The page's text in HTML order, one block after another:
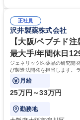
ト。 募集職種 大阪【原薬分析担当】原薬の品質評価、物性評価、規格お
よび試験法の開発
レーションを理解してい
がある方 学歴・資
正社員
沢井製薬株式会社
【大阪/ペプチド
最大手/年間休日
ジェネリック医薬品の研究開
び製造法開発を担当します。
の根幹を支える業務です。
月給
25万円～33万円
勤務地